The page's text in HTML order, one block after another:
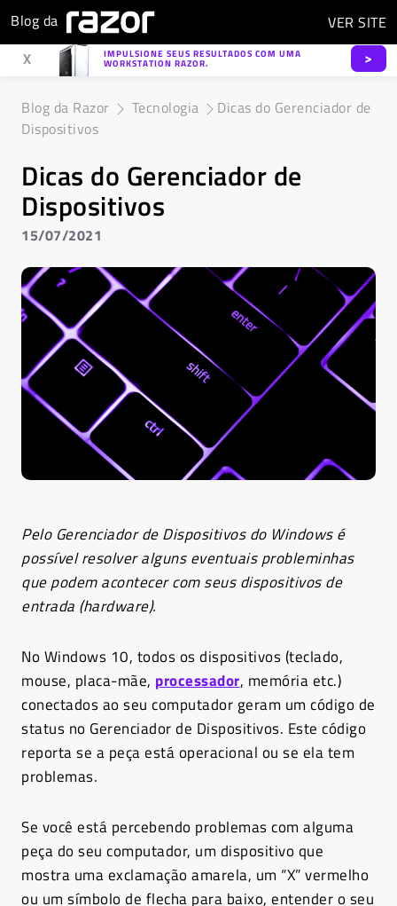
Blog da VER SITE
X
IMPULSIONE SEUS RESULTADOS COM UMA
WORKSTATION RAZOR. >
Blog da Razor Tecnologia
Dicas do Gerenciador de
Dispositivos
Dicas do Gerenciador de
Dispositivos
15/07/2021
Pelo Gerenciador de Dispositivos do Windows é
possível resolver alguns eventuais probleminhas
que podem acontecer com seus dispositivos de
entrada (hardware).
No Windows 10, todos os dispositivos (teclado,
mouse, placa-mãe, processador, memória etc.)
conectados ao seu computador geram um código de
status no Gerenciador de Dispositivos. Este código
reporta se a peça está operacional ou se ela tem
problemas.
Se você está percebendo problemas com alguma
peça do seu computador, um dispositivo que
mostra uma exclamação amarela, um “X” vermelho
ou um símbolo de flecha para baixo, entender o seu